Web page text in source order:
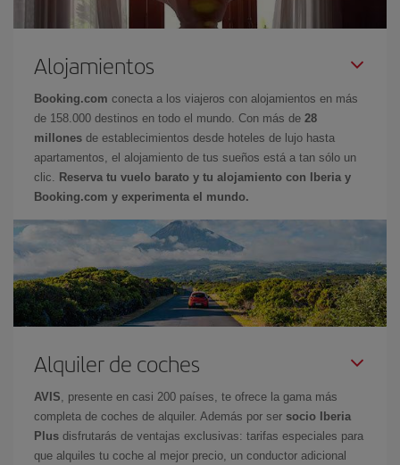
Alojamientos
Booking.com conecta a los viajeros con alojamientos en más
de 158.000 destinos en todo el mundo. Con más de 28
millones de establecimientos desde hoteles de lujo hasta
apartamentos, el alojamiento de tus sueños está a tan sólo un
clic.
Reserva tu vuelo barato y tu alojamiento con Iberia y
Booking.com y experimenta el mundo.
Alquiler de coches
AVIS , presente en casi 200 países, te ofrece la gama más
completa de coches de alquiler. Además por ser socio Iberia
Plus disfrutarás de ventajas exclusivas: tarifas especiales para
que alquiles tu coche al mejor precio, un conductor adicional